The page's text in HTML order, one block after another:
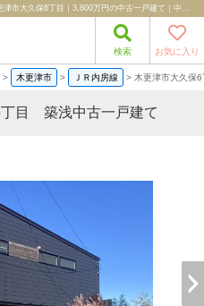
木更津市大久保6丁目 築浅中古一戸建て 千葉県木更津市大久保6丁目｜3,800万円の中古一戸建て｜中古住宅や中古物件情報｜株式会社エステートコンサル
検索 お気に入り
> 木更津市 > ＪＲ内房線 > 木更津市大久保
目 築浅中古一戸建て